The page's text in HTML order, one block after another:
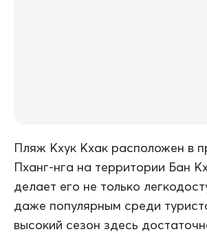
Пляж Кхук Кхак расположен в
Пханг-нга на территории Бан
делает его не только
даже популярным среди
высокий сезон здесь